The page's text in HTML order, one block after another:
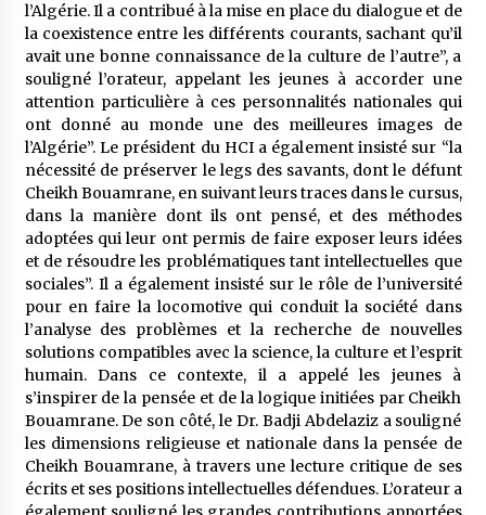
Rencontre nocturne dans le désert (Un conte
touareg)
5 ans ago
Un conte targui/ Quand la tête est vide
5 ans ago
Tradition orale/ D’où viennent les contes et à
5 ans ago
l’Algérie. Il a contribué à la mise en place du dialogue et de
la coexistence entre les différents courants, sachant qu’il
avait une bonne connaissance de la culture de l’autre”, a
souligné l’orateur, appelant les jeunes à accorder une
attention particulière à ces personnalités nationales qui
ont donné au monde une des meilleures images de
l’Algérie”. Le président du HCI a également insisté sur “la
nécessité de préserver le legs des savants, dont le défunt
Cheikh Bouamrane, en suivant leurs traces dans le cursus,
dans la manière dont ils ont pensé, et des méthodes
adoptées qui leur ont permis de faire exposer leurs idées
et de résoudre les problématiques tant intellectuelles que
sociales”. Il a également insisté sur le rôle de l’université
pour en faire la locomotive qui conduit la société dans
l’analyse des problèmes et la recherche de nouvelles
solutions compatibles avec la science, la culture et l’esprit
humain. Dans ce contexte, il a appelé les jeunes à
s’inspirer de la pensée et de la logique initiées par Cheikh
Bouamrane. De son côté, le Dr. Badji Abdelaziz a souligné
les dimensions religieuse et nationale dans la pensée de
Cheikh Bouamrane, à travers une lecture critique de ses
écrits et ses positions intellectuelles défendues. L’orateur a